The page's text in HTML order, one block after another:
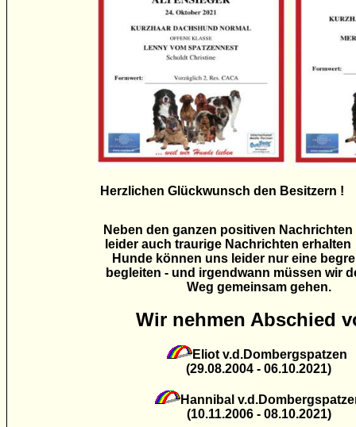
Herzlichen Glückwunsch den Besitzern !
Neben den ganzen positiven Nachrichten
leider auch traurige Nachrichten
Hunde können uns leider nur eine
begleiten - und irgendwann müssen wir
Weg gemeinsam gehen.
Wir nehmen Abschied
Eliot v.d.Dombergspatzen
(29.08.2004 - 06.10.2021)
Hannibal
(10.11.2006 - 08.10.2021)